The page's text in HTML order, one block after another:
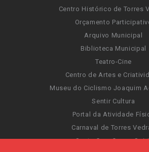
Centro Histórico de Torres
Orçamento
Arquivo Municipal
Biblioteca Municipal
Teatro-Cine
Centro de Artes e
Museu do Ciclismo Joaquim
Sentir Cultura
Portal da Atividade
Carnaval de Torres
Santa Cruz Ocean